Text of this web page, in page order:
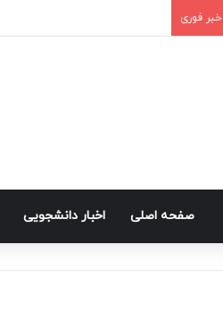
خبر فوری
صفحه اصلی اخبار دانشجویی